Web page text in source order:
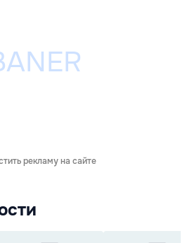
рекламу на сайте